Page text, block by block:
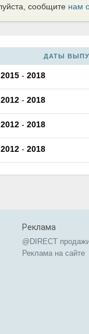
сообщите нам
ДАТЫ
2015 - 2018
2012 - 2018
2012 - 2018
2012 - 2018
Реклама
@DIRECT
Реклама на сайте